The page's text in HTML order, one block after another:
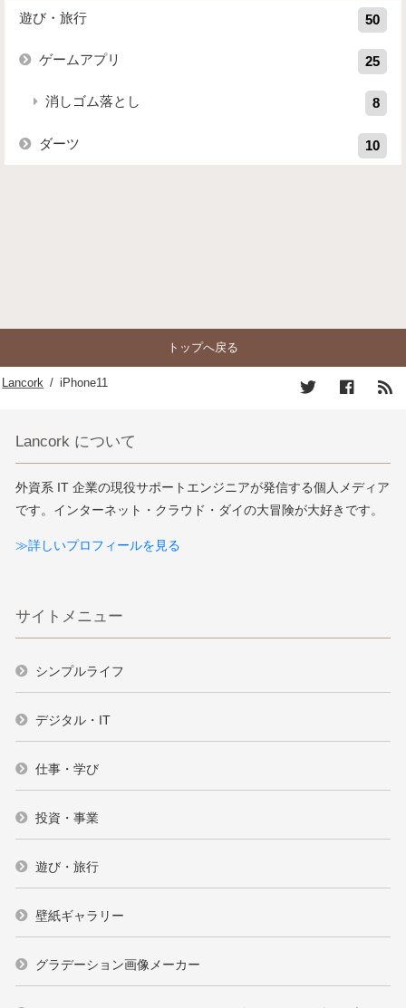
遊び・旅行 50
ゲームアプリ 25
消しゴム落とし 8
ダーツ 10
トップへ戻る
Lancork / iPhone11
Lancork について
外資系 IT 企業の現役サポートエンジニアが発信する個人メディア
です。インターネット・クラウド・ダイの大冒険が大好きです。
≫詳しいプロフィールを見る
サイトメニュー
シンプルライフ
デジタル・IT
仕事・学び
投資・事業
遊び・旅行
壁紙ギャラリー
グラデーション画像メーカー